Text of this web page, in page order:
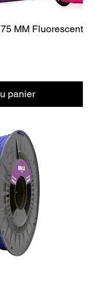
MM Fluorescent
panier